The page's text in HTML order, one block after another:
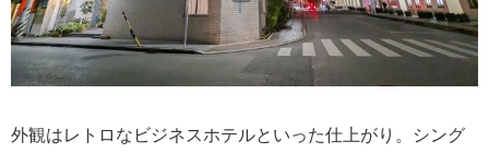
外観はレトロなビジネスホテルといった仕上がり。シング